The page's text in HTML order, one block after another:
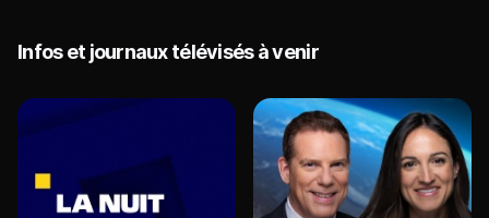
Infos et journaux télévisés à venir